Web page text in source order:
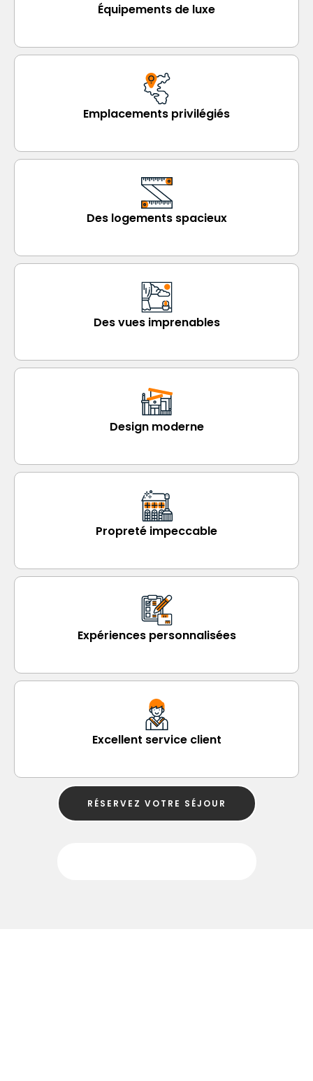
Équipements de luxe
Emplacements privilégiés
Des logements spacieux
Des vues imprenables
Design moderne
Propreté impeccable
Expériences personnalisées
Excellent service client
RÉSERVEZ VOTRE SÉJOUR